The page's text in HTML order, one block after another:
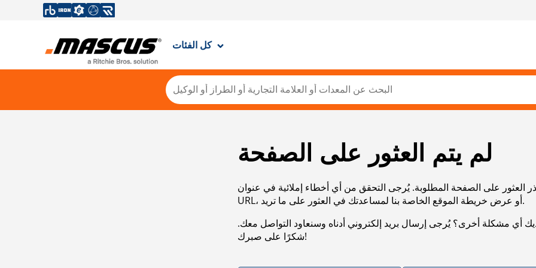
كل الفئات
لم يتم العثور على الصفحة
العثور على الصفحة المطلوبة. يُرجى التحقق من أي أخطاء إملائية في عنوان
URL، أو عرض خريطة الموقع الخاصة بنا لمساعدتك في العثور على ما تريد.
أي مشكلة أخرى؟ يُرجى إرسال بريد إلكتروني أدناه وسنعاود التواصل معك.
شكرًا على صبرك!